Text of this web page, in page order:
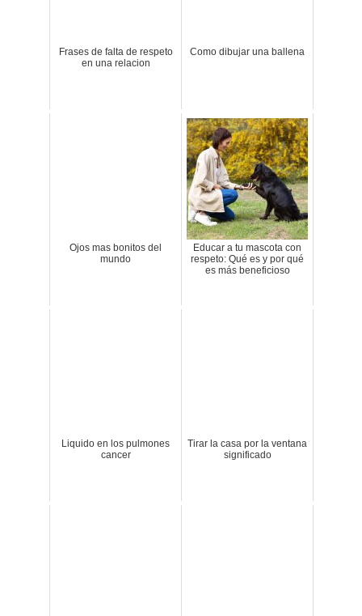
Frases de falta de respeto
en una relacion
Como dibujar una ballena
Ojos mas bonitos del
mundo
Educar a tu mascota con
respeto: Qué es y por qué
es más beneficioso
Liquido en los pulmones
cancer
Tirar la casa por la ventana
significado